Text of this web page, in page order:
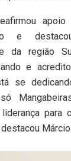
e
da região
e
se
só
para
destacou